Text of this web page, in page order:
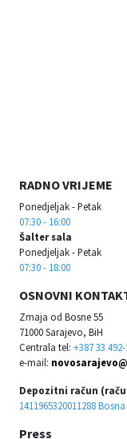
RADNO VRIJEME
Ponedjeljak - Petak
07:30 - 16:00
Šalter sala
Ponedjeljak - Petak
07:30 - 18:00
OSNOVNI
Zmaja od Bosne 55
71000 Sarajevo, BiH
Centrala tel: +387 33
e-mail:
Depozitni račun
1411965320011288
Press